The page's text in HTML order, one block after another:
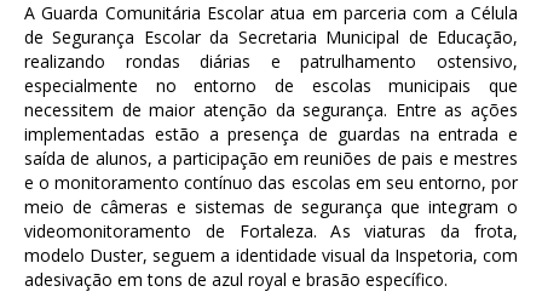
A Guarda Comunitária Escolar atua em parceria com a Célula
de Segurança Escolar da Secretaria Municipal de Educação,
realizando rondas diárias e patrulhamento ostensivo,
especialmente no entorno de escolas municipais que
necessitem de maior atenção da segurança. Entre as ações
implementadas estão a presença de guardas na entrada e
saída de alunos, a participação em reuniões de pais e mestres
e o monitoramento contínuo das escolas em seu entorno, por
meio de câmeras e sistemas de segurança que integram o
videomonitoramento de Fortaleza. As viaturas da frota,
modelo Duster, seguem a identidade visual da Inspetoria, com
adesivação em tons de azul royal e brasão específico.